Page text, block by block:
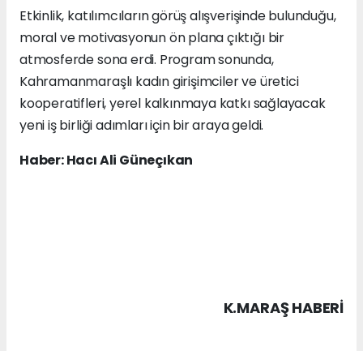
Etkinlik, katılımcıların görüş alışverişinde bulunduğu,
moral ve motivasyonun ön plana çıktığı bir
atmosferde sona erdi. Program sonunda,
Kahramanmaraşlı kadın girişimciler ve üretici
kooperatifleri, yerel kalkınmaya katkı sağlayacak
yeni iş birliği adımları için bir araya geldi.
Haber: Hacı Ali Güneçıkan
K.MARAŞ HABERİ